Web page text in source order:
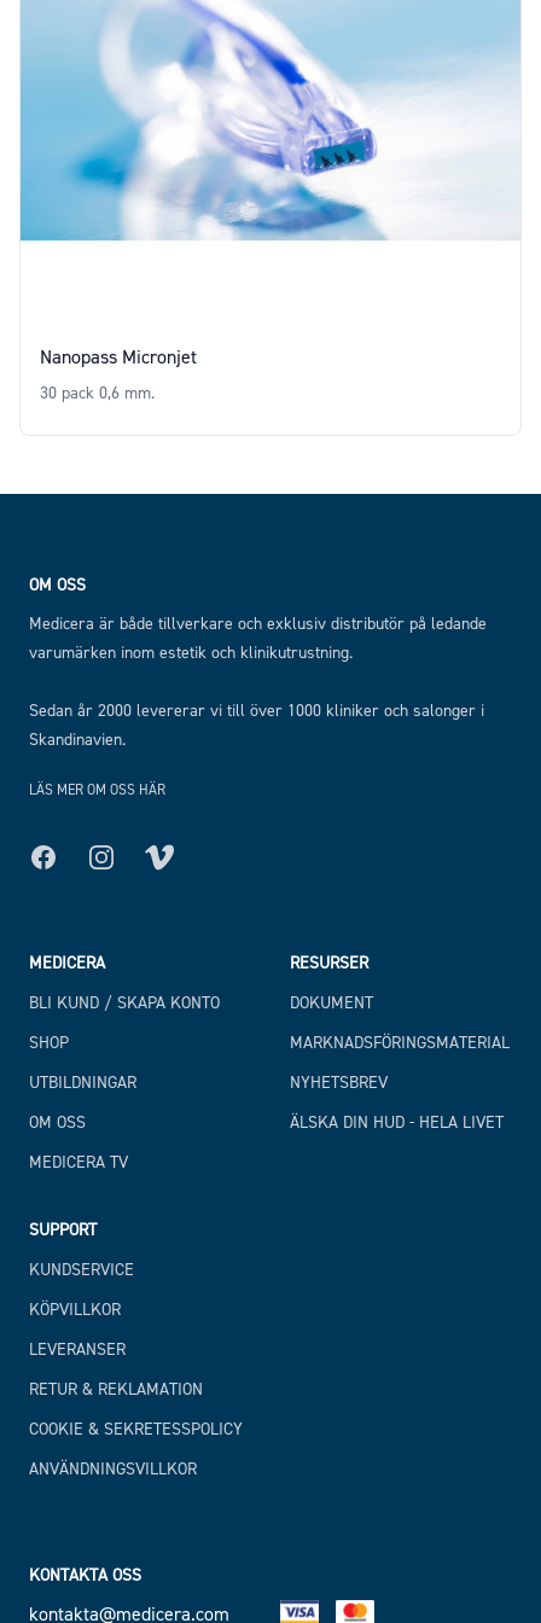
Nanopass Micronjet
30 pack 0,6 mm.
OM OSS
Medicera är både tillverkare och exklusiv distributör på ledande
varumärken inom estetik och klinikutrustning.
Sedan år 2000 levererar vi till över 1000 kliniker och salonger i
Skandinavien.
LÄS MER OM OSS HÄR
FacebookInstagram
MEDICERA
BLI KUND / SKAPA KONTO
SHOP
UTBILDNINGAR
OM OSS
MEDICERA TV
RESURSER
DOKUMENT
MARKNADSFÖRINGSMATERIAL
NYHETSBREV
ÄLSKA DIN HUD - HELA LIVET
SUPPORT
KUNDSERVICE
KÖPVILLKOR
LEVERANSER
RETUR & REKLAMATION
COOKIE & SEKRETESSPOLICY
ANVÄNDNINGSVILLKOR
KONTAKTA OSS
kontakta@medicera.com